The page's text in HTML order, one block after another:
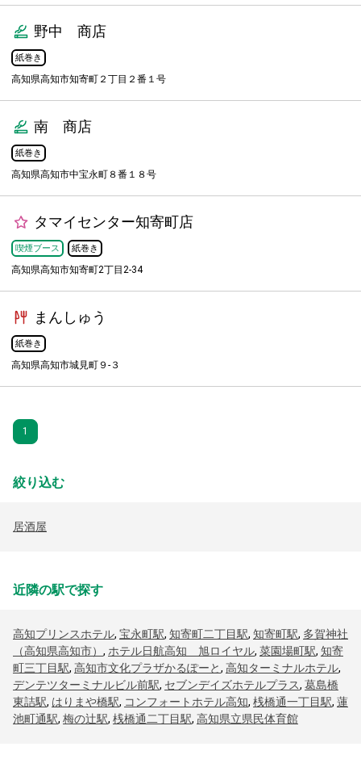
野中 商店
紙巻き
高知県高知市知寄町２丁目２番１号
南 商店
紙巻き
高知県高知市中宝永町８番１８号
タマイセンター知寄町店
喫煙ブース 紙巻き
高知県高知市知寄町2丁目2-34
まんしゅう
紙巻き
高知県高知市城見町９-３
1
絞り込む
居酒屋
近隣の駅で探す
高知プリンスホテル, 宝永町駅, 知寄町二丁目駅, 知寄町駅, 多賀神社
（高知県高知市） , ホテル日航高知 旭ロイヤル, 菜園場町駅, 知寄
町三丁目駅, 高知市文化プラザかるぽーと, 高知ターミナルホテル,
デンテツターミナルビル前駅, セブンデイズホテルプラス, 葛島橋
東詰駅, はりまや橋駅, コンフォートホテル高知, 桟橋通一丁目駅, 蓮
池町通駅, 梅の辻駅, 桟橋通二丁目駅, 高知県立県民体育館